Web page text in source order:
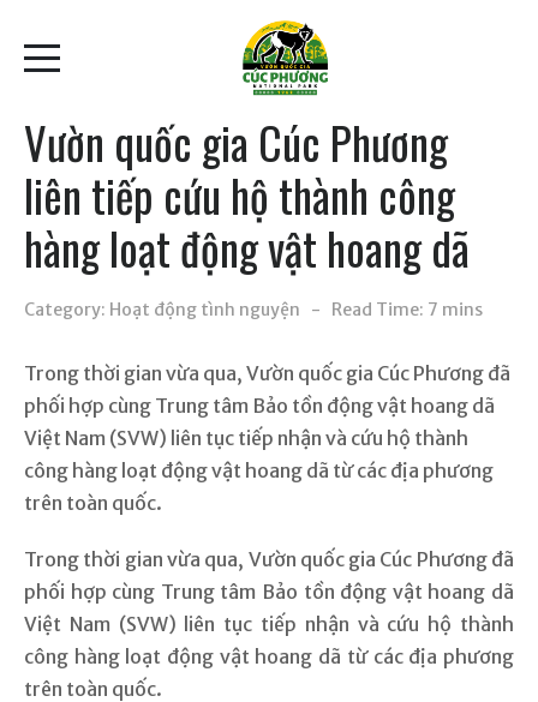
Vườn quốc gia Cúc Phương
liên tiếp cứu hộ thành công
hàng loạt động vật hoang dã
Category: Hoạt động tình nguyện Read Time: 7 mins
Trong thời gian vừa qua, Vườn quốc gia Cúc Phương đã
phối hợp cùng Trung tâm Bảo tồn động vật hoang dã
Việt Nam (SVW) liên tục tiếp nhận và cứu hộ thành
công hàng loạt động vật hoang dã từ các địa phương
trên toàn quốc.
Trong thời gian vừa qua, Vườn quốc gia Cúc Phương đã
phối hợp cùng Trung tâm Bảo tồn động vật hoang dã
Việt Nam (SVW) liên tục tiếp nhận và cứu hộ thành
công hàng loạt động vật hoang dã từ các địa phương
trên toàn quốc.